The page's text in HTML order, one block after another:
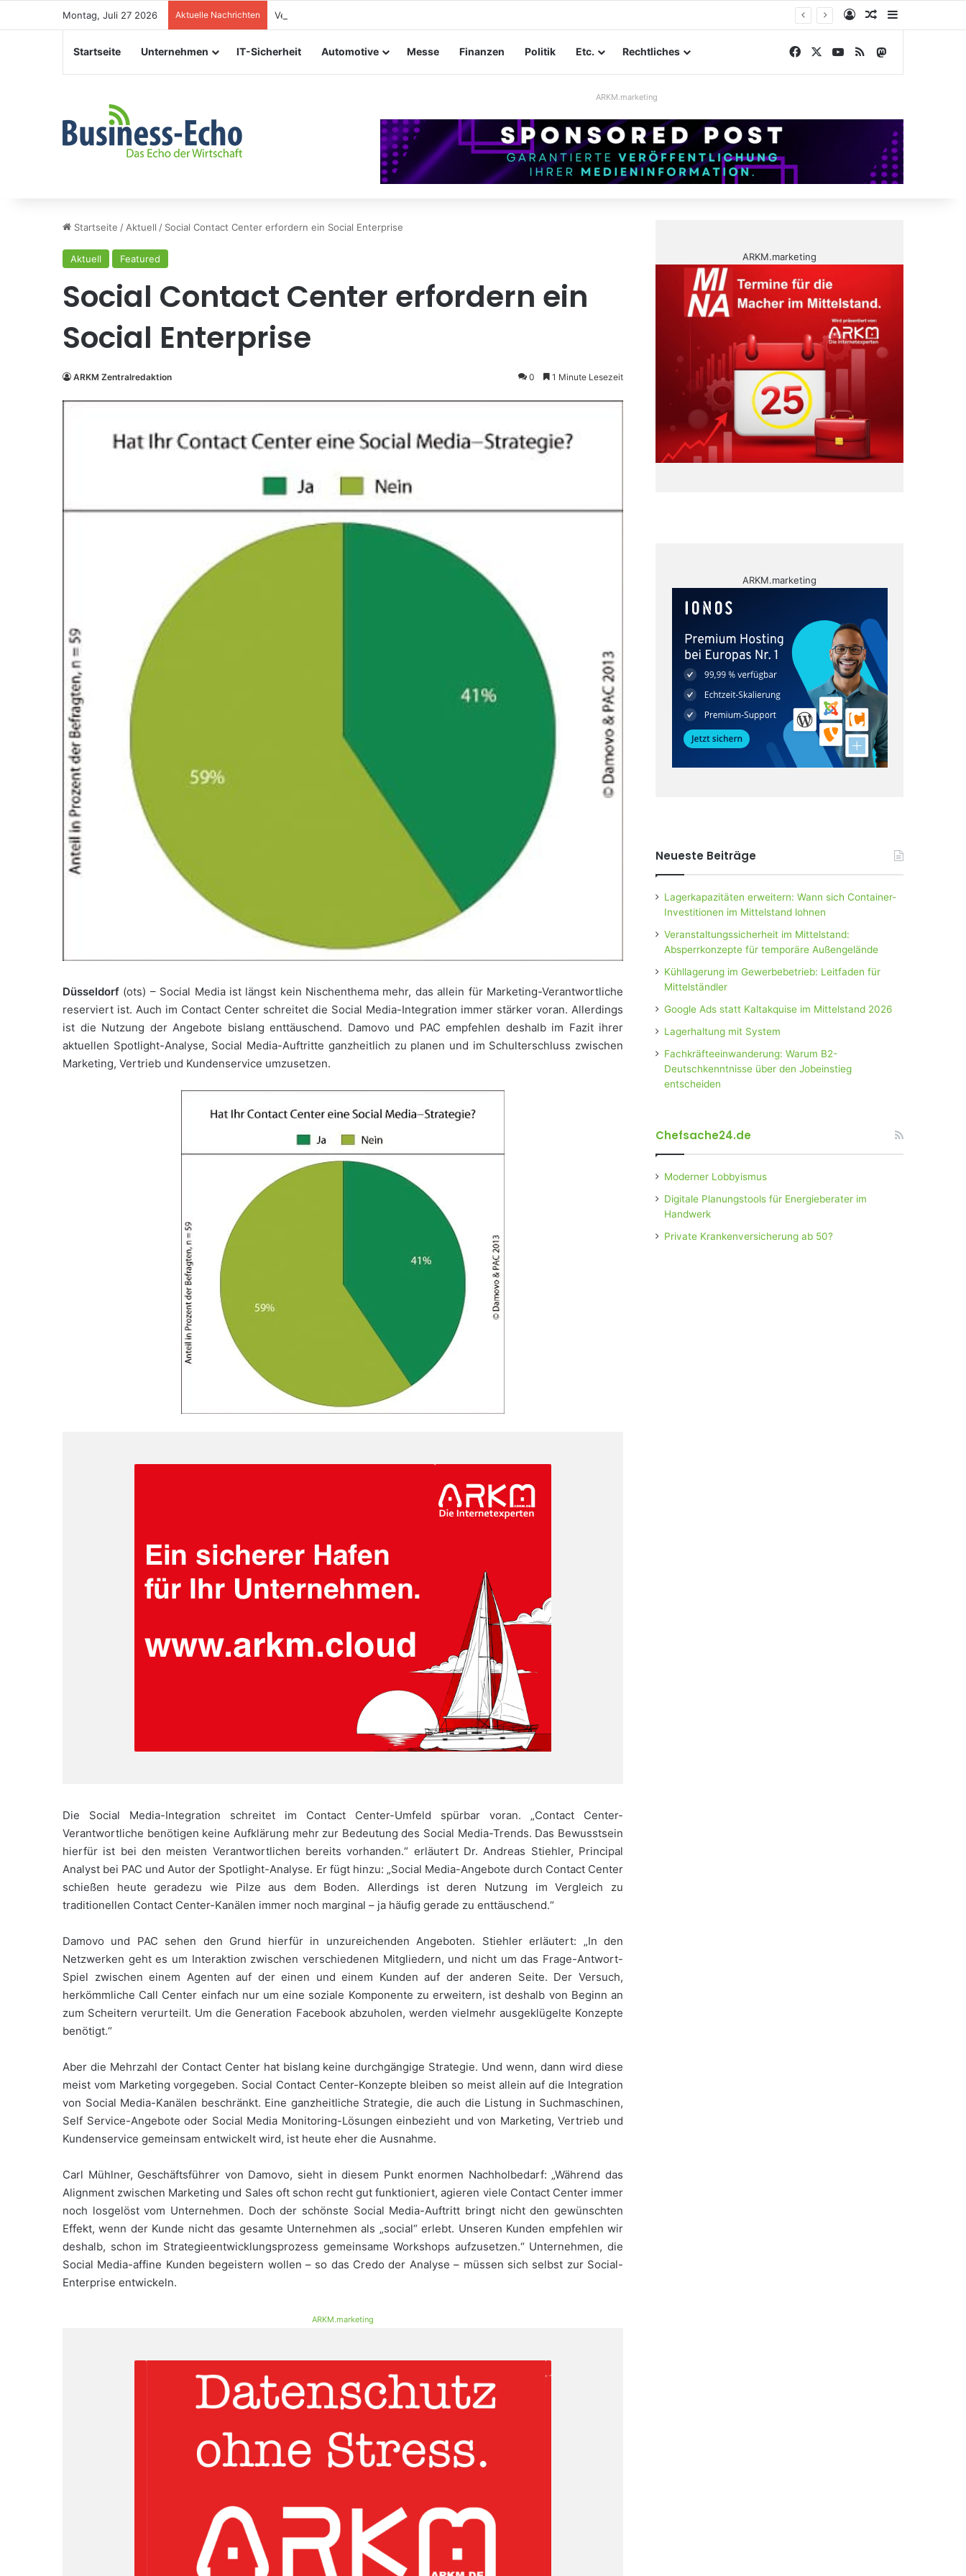
Montag, Juli 27 2026 Aktuelle Nachrichten Veranstaltungssicherheit im Mittelstand: Absperrkonzepte für temporäre Außengelände AnmeldenZufälliger
Startseite Unternehmen IT-Sicherheit Automotive Messe Finanzen Politik Etc. Rechtliches Facebook YouTube
RSS
ARKM.marketing
Startseite / Aktuell / Social Contact Center erfordern ein Social Enterprise
Aktuell Featured
Social Contact Center erfordern ein
Social Enterprise
ARKM Zentralredaktion 0 1 Minute Lesezeit
Düsseldorf (ots) – Social Media ist längst kein Nischenthema mehr, das allein für Marketing-Verantwortliche
reserviert ist. Auch im Contact Center schreitet die Social Media-Integration immer stärker voran. Allerdings
ist die Nutzung der Angebote bislang enttäuschend. Damovo und PAC empfehlen deshalb im Fazit ihrer
aktuellen Spotlight-Analyse, Social Media-Auftritte ganzheitlich zu planen und im Schulterschluss zwischen
Marketing, Vertrieb und Kundenservice umzusetzen.
Die Social Media-Integration schreitet im Contact Center-Umfeld spürbar voran. „Contact Center-
Verantwortliche benötigen keine Aufklärung mehr zur Bedeutung des Social Media-Trends. Das Bewusstsein
hierfür ist bei den meisten Verantwortlichen bereits vorhanden.“ erläutert Dr. Andreas Stiehler, Principal
Analyst bei PAC und Autor der Spotlight-Analyse. Er fügt hinzu: „Social Media-Angebote durch Contact Center
schießen heute geradezu wie Pilze aus dem Boden. Allerdings ist deren Nutzung im Vergleich zu
traditionellen Contact Center-Kanälen immer noch marginal – ja häufig gerade zu enttäuschend.“
Damovo und PAC sehen den Grund hierfür in unzureichenden Angeboten. Stiehler erläutert: „In den
Netzwerken geht es um Interaktion zwischen verschiedenen Mitgliedern, und nicht um das Frage-Antwort-
Spiel zwischen einem Agenten auf der einen und einem Kunden auf der anderen Seite. Der Versuch,
herkömmliche Call Center einfach nur um eine soziale Komponente zu erweitern, ist deshalb von Beginn an
zum Scheitern verurteilt. Um die Generation Facebook abzuholen, werden vielmehr ausgeklügelte Konzepte
benötigt.“
Aber die Mehrzahl der Contact Center hat bislang keine durchgängige Strategie. Und wenn, dann wird diese
meist vom Marketing vorgegeben. Social Contact Center-Konzepte bleiben so meist allein auf die Integration
von Social Media-Kanälen beschränkt. Eine ganzheitliche Strategie, die auch die Listung in Suchmaschinen,
Self Service-Angebote oder Social Media Monitoring-Lösungen einbezieht und von Marketing, Vertrieb und
Kundenservice gemeinsam entwickelt wird, ist heute eher die Ausnahme.
Carl Mühlner, Geschäftsführer von Damovo, sieht in diesem Punkt enormen Nachholbedarf: „Während das
Alignment zwischen Marketing und Sales oft schon recht gut funktioniert, agieren viele Contact Center immer
noch losgelöst vom Unternehmen. Doch der schönste Social Media-Auftritt bringt nicht den gewünschten
Effekt, wenn der Kunde nicht das gesamte Unternehmen als „social“ erlebt. Unseren Kunden empfehlen wir
deshalb, schon im Strategieentwicklungsprozess gemeinsame Workshops aufzusetzen.“ Unternehmen, die
Social Media-affine Kunden begeistern wollen – so das Credo der Analyse – müssen sich selbst zur Social-
Enterprise entwickeln.
ARKM.marketing
ARKM.marketing
ARKM.marketing
Neueste Beiträge
Lagerkapazitäten erweitern: Wann sich Container-
Investitionen im Mittelstand lohnen
Veranstaltungssicherheit im Mittelstand:
Absperrkonzepte für temporäre Außengelände
Kühllagerung im Gewerbebetrieb: Leitfaden für
Mittelständler
Google Ads statt Kaltakquise im Mittelstand 2026
Lagerhaltung mit System
Fachkräfteeinwanderung: Warum B2-
Deutschkenntnisse über den Jobeinstieg
entscheiden
Chefsache24.de
Moderner Lobbyismus
Digitale Planungstools für Energieberater im
Handwerk
Private Krankenversicherung ab 50?